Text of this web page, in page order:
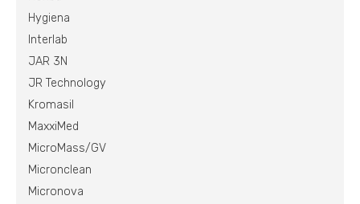
Hygiena
Interlab
JAR 3N
JR Technology
Kromasil
MaxxiMed
MicroMass/GV
Micronclean
Micronova